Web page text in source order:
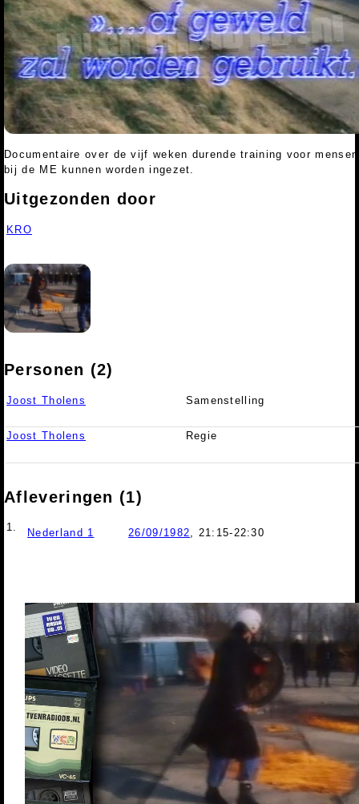
Documentaire over de vijf weken durende training voor
bij de ME kunnen worden ingezet.
Uitgezonden door
KRO
Personen (2)
Joost Tholens Samenstelling
Joost Tholens Regie
Afleveringen (1)
1. Nederland 1 26/09/1982, 21:15-22:30